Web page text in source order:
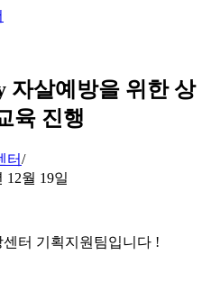
자살예방을 위한 상
육 진행
터
12월 19일
터 기획지원팀입니다 !